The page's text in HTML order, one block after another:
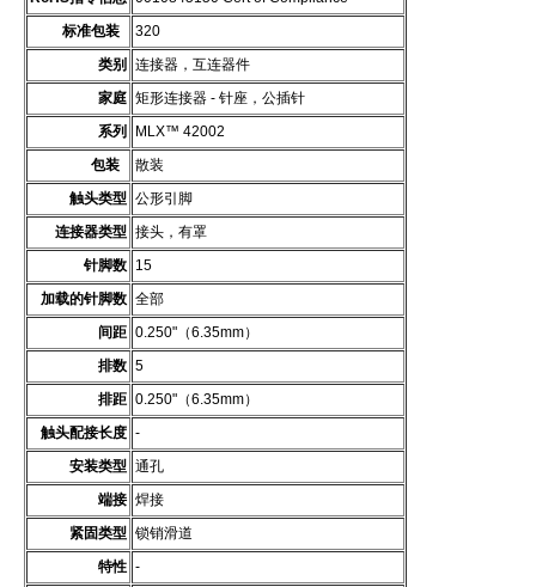
标准包装
320
类别
连接器，互连器件
家庭 矩形连接器 - 针座，公插针
系列
MLX™ 42002
包装
散装
触头类型 公形引脚
连接器类型 接头，有罩
针脚数 15
加载的针脚数 全部
间距 0.250"（6.35mm）
排数 5
排距 0.250"（6.35mm）
触头配接长度 -
安装类型 通孔
端接 焊接
紧固类型 锁销滑道
特性 -